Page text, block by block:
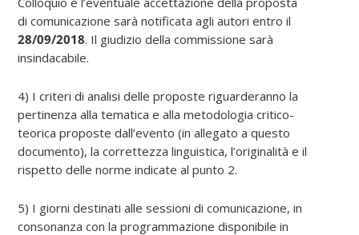
di comunicazione sarà notificata agli autori entro il
28/09/2018. Il giudizio della commissione sarà
insindacabile.
4) I criteri di analisi delle proposte riguarderanno la
pertinenza alla tematica e alla metodologia critico-
teorica proposte dall’evento (in allegato a questo
documento), la correttezza linguistica, l’originalità e il
rispetto delle norme indicate al punto 2.
5) I giorni destinati alle sessioni di comunicazione, in
consonanza con la programmazione disponibile in